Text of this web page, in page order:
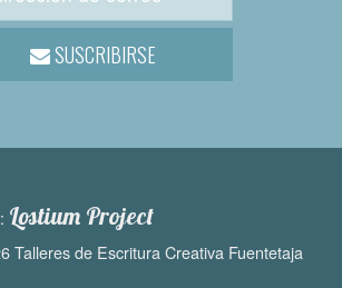
SUSCRIBIRSE
Lostium Project
Talleres de Escritura Creativa Fuentetaja